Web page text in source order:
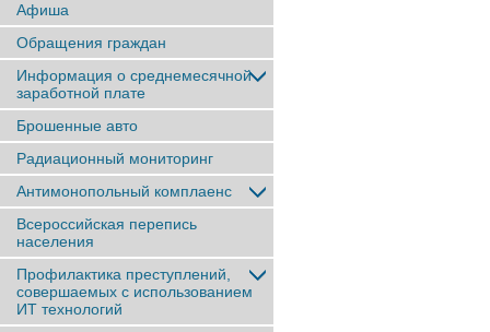
Афиша
Обращения граждан
Информация о среднемесячной
заработной плате
Брошенные авто
Радиационный мониторинг
Антимонопольный комплаенс
Всероссийская перепись
населения
Профилактика преступлений,
совершаемых с использованием
ИТ технологий